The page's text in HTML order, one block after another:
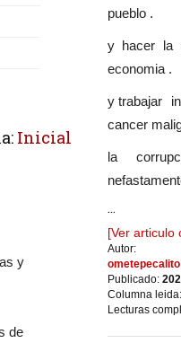
Inicial
y
de
pueblo .
y hacer la
economia .
y trabajar
cancer
la
...
[Ver articulo
Autor:
ometepecalito
Publicado:
Columna leida:
Lecturas